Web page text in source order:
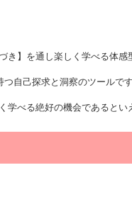
】を通し楽しく学べる体感
自己探求と洞察のツールです
べる絶好の機会であるとい